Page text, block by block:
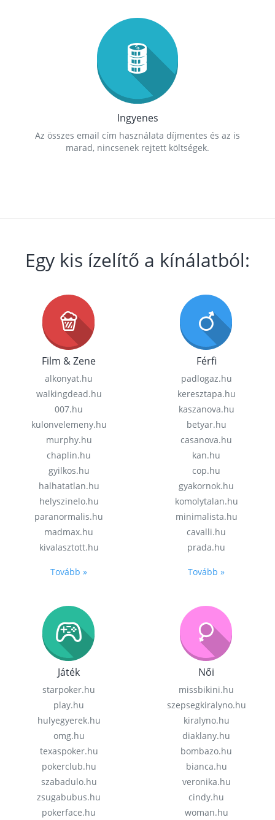
Ingyenes
Az összes email cím használata díjmentes és az is
marad, nincsenek rejtett költségek.
Egy kis ízelítő a kínálatból:
Film & Zene
alkonyat.hu
walkingdead.hu
007.hu
kulonvelemeny.hu
murphy.hu
chaplin.hu
gyilkos.hu
halhatatlan.hu
helyszinelo.hu
paranormalis.hu
madmax.hu
kivalasztott.hu
Tovább »
Férfi
padlogaz.hu
keresztapa.hu
kaszanova.hu
betyar.hu
casanova.hu
kan.hu
cop.hu
gyakornok.hu
komolytalan.hu
minimalista.hu
cavalli.hu
prada.hu
Tovább »
Játék
starpoker.hu
play.hu
hulyegyerek.hu
omg.hu
texaspoker.hu
pokerclub.hu
szabadulo.hu
zsugabubus.hu
pokerface.hu
Női
missbikini.hu
szepsegkiralyno.hu
kiralyno.hu
diaklany.hu
bombazo.hu
bianca.hu
veronika.hu
cindy.hu
woman.hu